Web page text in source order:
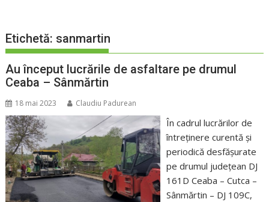
Etichetă: sanmartin
Au început lucrările de asfaltare pe drumul
Ceaba – Sânmărtin
18 mai 2023 Claudiu Padurean
În cadrul lucrărilor de
întreținere curentă și
periodică desfășurate
pe drumul județean DJ
161D Ceaba – Cutca –
Sânmărtin – DJ 109C,